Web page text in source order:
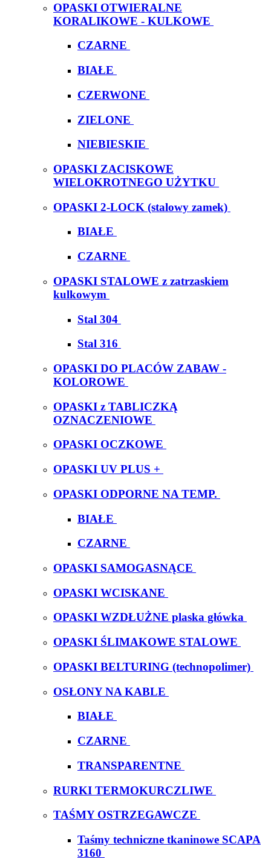
OPASKI OTWIERALNE
KORALIKOWE - KULKOWE
CZARNE
BIAŁE
CZERWONE
ZIELONE
NIEBIESKIE
OPASKI ZACISKOWE
WIELOKROTNEGO UŻYTKU
OPASKI 2-LOCK (stalowy zamek)
BIAŁE
CZARNE
OPASKI STALOWE z zatrzaskiem
kulkowym
Stal 304
Stal 316
OPASKI DO PLACÓW ZABAW -
KOLOROWE
OPASKI z TABLICZKĄ
OZNACZENIOWE
OPASKI OCZKOWE
OPASKI UV PLUS +
OPASKI ODPORNE NA TEMP.
BIAŁE
CZARNE
OPASKI SAMOGASNĄCE
OPASKI WCISKANE
OPASKI WZDŁUŻNE plaska główka
OPASKI ŚLIMAKOWE STALOWE
OPASKI BELTURING (technopolimer)
OSŁONY NA KABLE
BIAŁE
CZARNE
TRANSPARENTNE
RURKI TERMOKURCZLIWE
TAŚMY OSTRZEGAWCZE
Taśmy techniczne tkaninowe SCAPA
3160